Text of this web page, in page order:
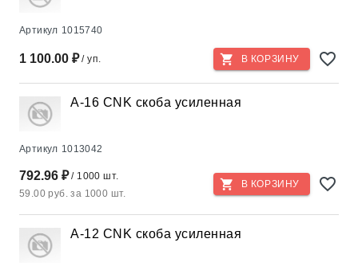
Артикул 1015740
1 100.00 ₽/ уп. В КОРЗИНУ
A-16 CNK скоба усиленная
Артикул 1013042
792.96 ₽/ 1000 шт.
59.00 руб. за 1000 шт.
В КОРЗИНУ
A-12 CNK скоба усиленная